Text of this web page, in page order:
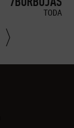
TODA